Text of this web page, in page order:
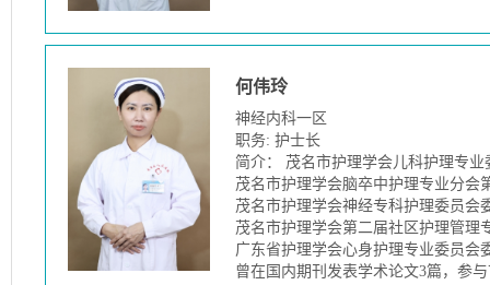
何伟玲
神经内科一区
职务: 护士长
简介： 茂名市护理学会儿科护理专
茂名市护理学会脑卒中护理专业分会
茂名市护理学会神经专科护理委员会
茂名市护理学会第二届社区护理管理
广东省护理学会心身护理专业委员会
曾在国内期刊发表学术论文3篇，参